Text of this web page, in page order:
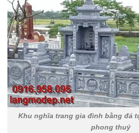
Khu nghĩa trang gia đình bằng đá
phong thuỷ